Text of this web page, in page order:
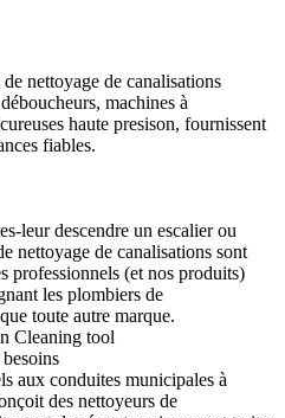
nettoyage de canalisations
machines à
haute presison, fournissent
fiables.
leur descendre un escalier ou
nettoyage de canalisations sont
professionnels (et nos produits)
les plombiers de
toute autre marque.
aux conduites municipales à
des nettoyeurs de